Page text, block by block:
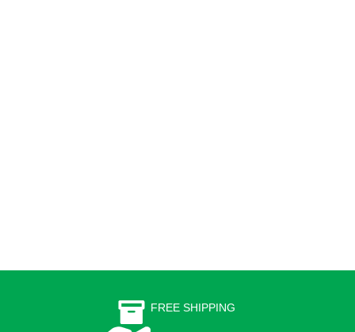
FREE SHIPPING